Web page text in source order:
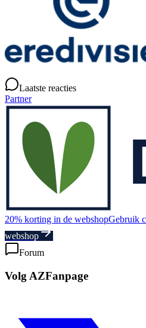
Laatste reacties
Partner
20% korting in de webshopGebruik
webshop
Forum
Volg AZFanpage